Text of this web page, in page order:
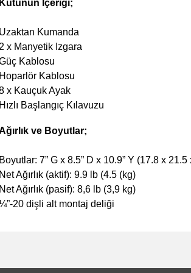
Kutunun İçeriği;
Uzaktan Kumanda
2 x Manyetik Izgara
Kablosu
Hoparlör Kablosu
x Kauçuk Ayak
Hızlı Başlangıç ​​Kılavuzu
ve Boyutlar;
Boyutlar: 7” G x 8.5” D x 10.9” Y (17.8 x
Net Ağırlık (aktif): 9.9 lb (4.5 (kg)
Net Ağırlık (pasif): 8,6 lb (3,9 kg)
20 dişli alt montaj deliği